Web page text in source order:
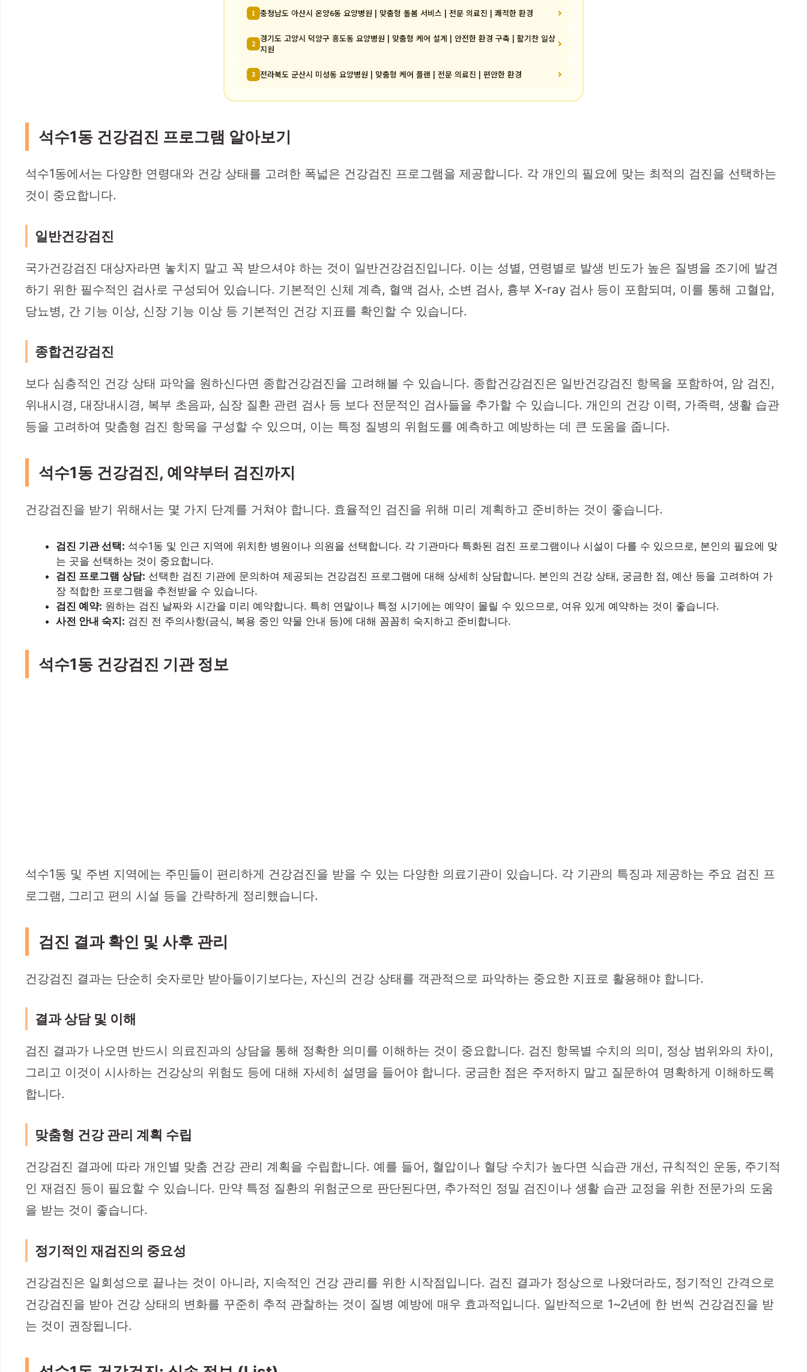
1 충청남도 아산시 온양6동 요양병원 | 맞춤형 돌봄 서비스 | 전문 의료진 | 쾌적한 환경
2 경기도 고양시 덕양구 흥도동 요양병원 | 맞춤형 케어 설계 | 안전한 환경 구축 | 활기찬 일상
지원
3 전라북도 군산시 미성동 요양병원 | 맞춤형 케어 플랜 | 전문 의료진 | 편안한 환경
석수1동 건강검진 프로그램 알아보기
석수1동에서는 다양한 연령대와 건강 상태를 고려한 폭넓은 건강검진 프로그램을 제공합니다. 각 개인의 필요에 맞는 최적의 검진을 선택하는
것이 중요합니다.
일반건강검진
국가건강검진 대상자라면 놓치지 말고 꼭 받으셔야 하는 것이 일반건강검진입니다. 이는 성별, 연령별로 발생 빈도가 높은 질병을 조기에 발견
하기 위한 필수적인 검사로 구성되어 있습니다. 기본적인 신체 계측, 혈액 검사, 소변 검사, 흉부 X-ray 검사 등이 포함되며, 이를 통해 고혈압,
당뇨병, 간 기능 이상, 신장 기능 이상 등 기본적인 건강 지표를 확인할 수 있습니다.
종합건강검진
보다 심층적인 건강 상태 파악을 원하신다면 종합건강검진을 고려해볼 수 있습니다. 종합건강검진은 일반건강검진 항목을 포함하여, 암 검진,
위내시경, 대장내시경, 복부 초음파, 심장 질환 관련 검사 등 보다 전문적인 검사들을 추가할 수 있습니다. 개인의 건강 이력, 가족력, 생활 습관
등을 고려하여 맞춤형 검진 항목을 구성할 수 있으며, 이는 특정 질병의 위험도를 예측하고 예방하는 데 큰 도움을 줍니다.
석수1동 건강검진, 예약부터 검진까지
건강검진을 받기 위해서는 몇 가지 단계를 거쳐야 합니다. 효율적인 검진을 위해 미리 계획하고 준비하는 것이 좋습니다.
검진 기관 선택: 석수1동 및 인근 지역에 위치한 병원이나 의원을 선택합니다. 각 기관마다 특화된 검진 프로그램이나 시설이 다를 수 있으므로, 본인의 필요에 맞
는 곳을 선택하는 것이 중요합니다.
검진 프로그램 상담: 선택한 검진 기관에 문의하여 제공되는 건강검진 프로그램에 대해 상세히 상담합니다. 본인의 건강 상태, 궁금한 점, 예산 등을 고려하여 가
장 적합한 프로그램을 추천받을 수 있습니다.
검진 예약: 원하는 검진 날짜와 시간을 미리 예약합니다. 특히 연말이나 특정 시기에는 예약이 몰릴 수 있으므로, 여유 있게 예약하는 것이 좋습니다.
사전 안내 숙지: 검진 전 주의사항(금식, 복용 중인 약물 안내 등)에 대해 꼼꼼히 숙지하고 준비합니다.
석수1동 건강검진 기관 정보
석수1동 및 주변 지역에는 주민들이 편리하게 건강검진을 받을 수 있는 다양한 의료기관이 있습니다. 각 기관의 특징과 제공하는 주요 검진 프
로그램, 그리고 편의 시설 등을 간략하게 정리했습니다.
검진 결과 확인 및 사후 관리
건강검진 결과는 단순히 숫자로만 받아들이기보다는, 자신의 건강 상태를 객관적으로 파악하는 중요한 지표로 활용해야 합니다.
결과 상담 및 이해
검진 결과가 나오면 반드시 의료진과의 상담을 통해 정확한 의미를 이해하는 것이 중요합니다. 검진 항목별 수치의 의미, 정상 범위와의 차이,
그리고 이것이 시사하는 건강상의 위험도 등에 대해 자세히 설명을 들어야 합니다. 궁금한 점은 주저하지 말고 질문하여 명확하게 이해하도록
합니다.
맞춤형 건강 관리 계획 수립
건강검진 결과에 따라 개인별 맞춤 건강 관리 계획을 수립합니다. 예를 들어, 혈압이나 혈당 수치가 높다면 식습관 개선, 규칙적인 운동, 주기적
인 재검진 등이 필요할 수 있습니다. 만약 특정 질환의 위험군으로 판단된다면, 추가적인 정밀 검진이나 생활 습관 교정을 위한 전문가의 도움
을 받는 것이 좋습니다.
정기적인 재검진의 중요성
건강검진은 일회성으로 끝나는 것이 아니라, 지속적인 건강 관리를 위한 시작점입니다. 검진 결과가 정상으로 나왔더라도, 정기적인 간격으로
건강검진을 받아 건강 상태의 변화를 꾸준히 추적 관찰하는 것이 질병 예방에 매우 효과적입니다. 일반적으로 1~2년에 한 번씩 건강검진을 받
는 것이 권장됩니다.